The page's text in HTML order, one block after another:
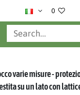
0
varie misure -
su un lato con